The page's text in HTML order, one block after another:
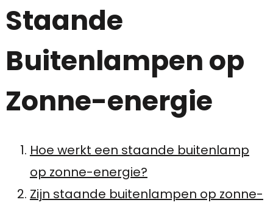
Staande
Buitenlampen op
Zonne-energie
Hoe werkt een staande buitenlamp
op zonne-energie?
Zijn staande buitenlampen op zonne-